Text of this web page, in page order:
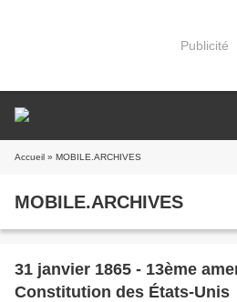
Publicité
Accueil » MOBILE.ARCHIVES
MOBILE.ARCHIVES
31 janvier 1865 - 13ème
Constitution des États-Unis